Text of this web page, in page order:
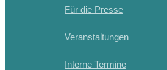
Für die Presse
Veranstaltungen
Interne Termine